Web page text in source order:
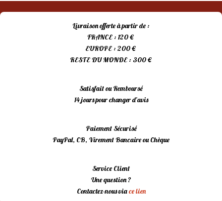
Livraison offerte à partir de :
FRANCE : 120 €
EUROPE : 200 €
RESTE DU MONDE : 300 €
Satisfait ou Remboursé
14 jours pour changer d’avis
Paiement Sécurisé
PayPal, CB, Virement Bancaire ou Chèque
Service Client
Une question ?
Contactez-nous viace lien